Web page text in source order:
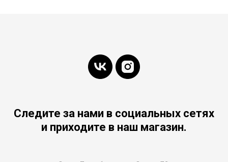
Следите за нами в социальных сетях
и приходите в наш магазин.